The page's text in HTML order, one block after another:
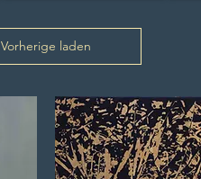
Vorherige laden